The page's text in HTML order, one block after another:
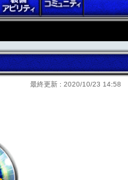
最終更新 : 2020/10/23 14:58